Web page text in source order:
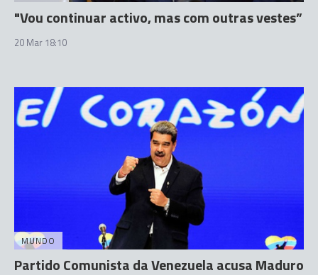
"Vou continuar activo, mas com outras vestes”
20 Mar 18:10
MUNDO
Partido Comunista da Venezuela acusa Maduro